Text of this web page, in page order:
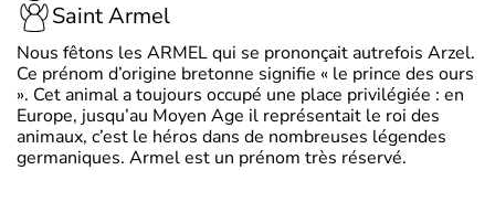
Saint Armel
Nous fêtons les ARMEL qui se prononçait autrefois Arzel.
Ce prénom d’origine bretonne signifie « le prince des ours
». Cet animal a toujours occupé une place privilégiée : en
Europe, jusqu’au Moyen Age il représentait le roi des
animaux, c’est le héros dans de nombreuses légendes
germaniques. Armel est un prénom très réservé.